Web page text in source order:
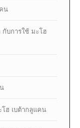
น
กับการใช้ มะโฮ
โฮ เบต้ากลูแคน